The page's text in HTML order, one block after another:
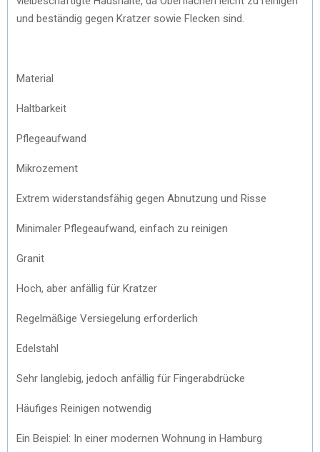
und beständig gegen Kratzer sowie Flecken sind.
Material
Haltbarkeit
Pflegeaufwand
Mikrozement
Extrem widerstandsfähig gegen Abnutzung und Risse
Minimaler Pflegeaufwand, einfach zu reinigen
Granit
Hoch, aber anfällig für Kratzer
Regelmäßige Versiegelung erforderlich
Edelstahl
Sehr langlebig, jedoch anfällig für Fingerabdrücke
Häufiges Reinigen notwendig
Ein Beispiel: In einer modernen Wohnung in Hamburg